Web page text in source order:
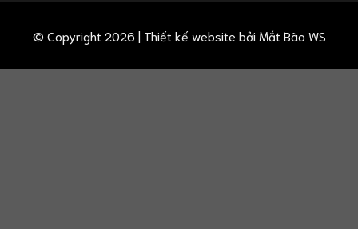
© Copyright 2026 | Thiết kế website bởi Mắt Bão WS